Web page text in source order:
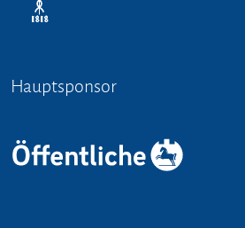
Hauptsponsor